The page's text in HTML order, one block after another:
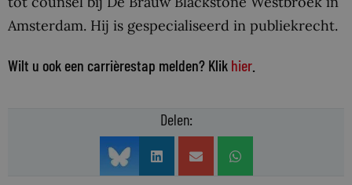
Amsterdam. Hij is gespecialiseerd in publiekrecht.
Wilt u ook een carrièrestap melden? Klik hier
Delen: